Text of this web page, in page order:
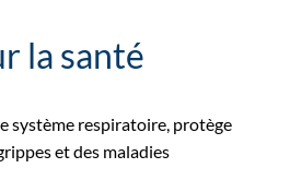
la santé
système respiratoire, protège
et des maladies